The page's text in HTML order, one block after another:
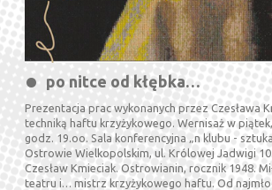
po nitce od kłębka…
Prezentacja prac wykonanych przez Czesława
techniką haftu krzyżykowego. Wernisaż w
godz. 19.oo. Sala konferencyjna „n klubu -
Ostrowie Wielkopolskim, ul. Królowej Jadwigi
Czesław Kmieciak. Ostrowianin, rocznik 1948.
teatru i… mistrz krzyżykowego haftu. Od